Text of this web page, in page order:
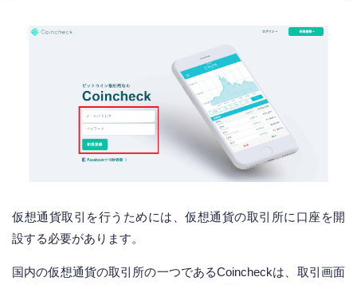
仮想通貨取引を行うためには、仮想通貨の取引所に口座を開
設する必要があります。
国内の仮想通貨の取引所の一つであるCoincheckは、取引画面